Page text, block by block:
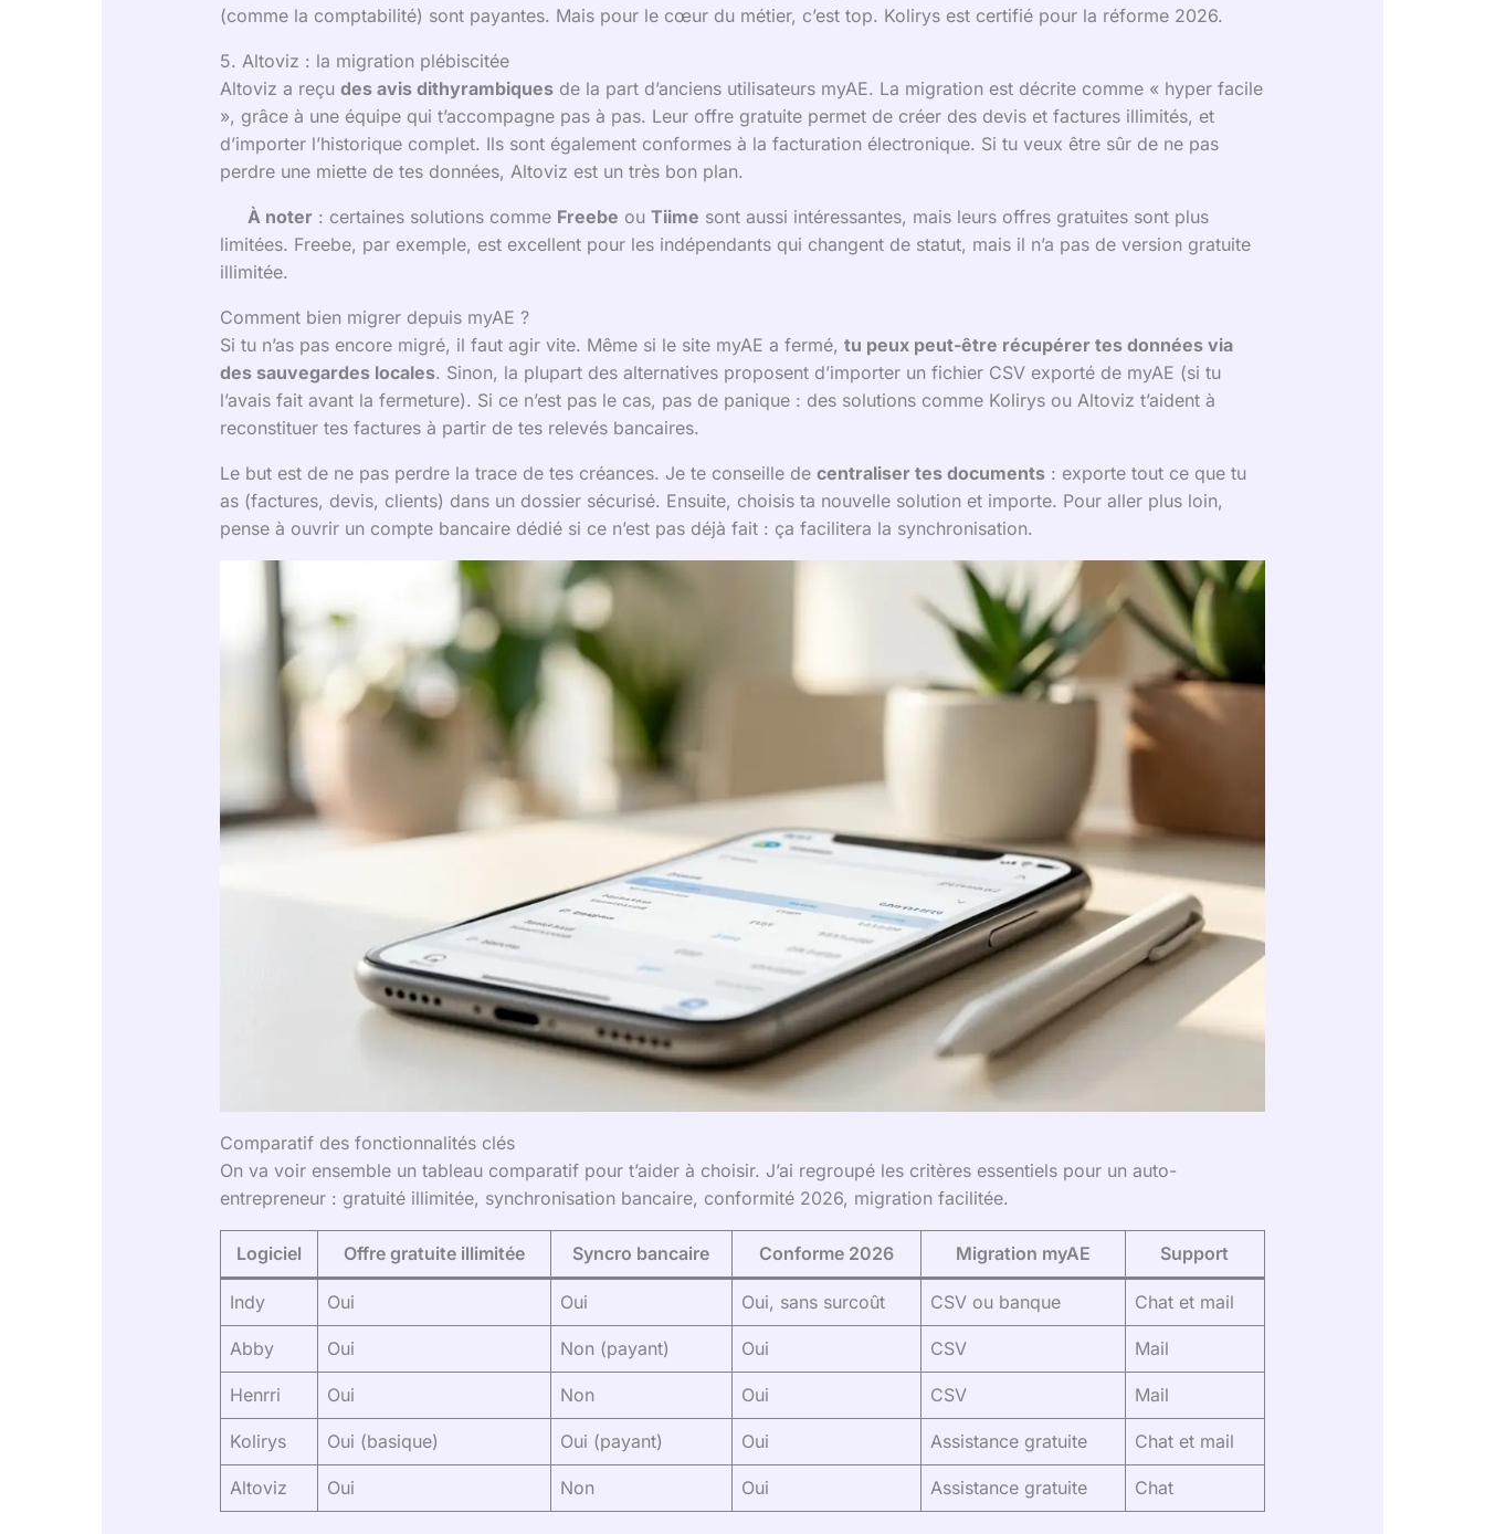
(comme la comptabilité) sont payantes. Mais pour le cœur du métier, c’est top. Kolirys est certifié pour la réforme 2026.
5. Altoviz : la migration plébiscitée
Altoviz a reçu des avis dithyrambiquesde la part d’anciens utilisateurs myAE. La migration est décrite comme « hyper facile
», grâce à une équipe qui t’accompagne pas à pas. Leur offre gratuite permet de créer des devis et factures illimités, et
d’importer l’historique complet. Ils sont également conformes à la facturation électronique. Si tu veux être sûr de ne pas
perdre une miette de tes données, Altoviz est un très bon plan.
À noter: certaines solutions comme Freebe ou Tiime sont aussi intéressantes, mais leurs offres gratuites sont plus
limitées. Freebe, par exemple, est excellent pour les indépendants qui changent de statut, mais il n’a pas de version gratuite
illimitée.
Comment bien migrer depuis myAE ?
Si tu n’as pas encore migré, il faut agir vite. Même si le site myAE a fermé, tu peux peut-être récupérer tes données via
des sauvegardes locales. Sinon, la plupart des alternatives proposent d’importer un fichier CSV exporté de myAE (si tu
l’avais fait avant la fermeture). Si ce n’est pas le cas, pas de panique : des solutions comme Kolirys ou Altoviz t’aident à
reconstituer tes factures à partir de tes relevés bancaires.
Le but est de ne pas perdre la trace de tes créances. Je te conseille de centraliser tes documents: exporte tout ce que tu
as (factures, devis, clients) dans un dossier sécurisé. Ensuite, choisis ta nouvelle solution et importe. Pour aller plus loin,
pense à ouvrir un compte bancaire dédié si ce n’est pas déjà fait : ça facilitera la synchronisation.
Comparatif des fonctionnalités clés
On va voir ensemble un tableau comparatif pour t’aider à choisir. J’ai regroupé les critères essentiels pour un auto-
entrepreneur : gratuité illimitée, synchronisation bancaire, conformité 2026, migration facilitée.
Logiciel Offre gratuite illimitée Syncro bancaire Conforme 2026 Migration myAE Support
Indy Oui Oui Oui, sans surcoût CSV ou banque Chat et mail
Abby Oui Non (payant) Oui CSV Mail
Henrri Oui Non Oui CSV Mail
Kolirys Oui (basique) Oui (payant) Oui Assistance gratuite Chat et mail
Altoviz Oui Non Oui Assistance gratuite Chat